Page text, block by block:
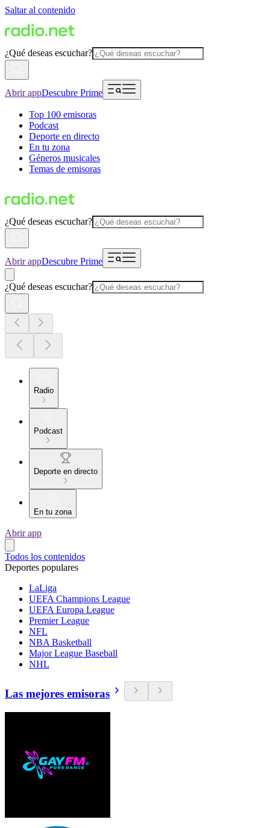
Saltar al contenido
¿Qué deseas escuchar?
Abrir appDescubre Prime
Top 100 emisoras
Podcast
Deporte en directo
En tu zona
Géneros musicales
Temas de emisoras
¿Qué deseas escuchar?
Abrir appDescubre Prime
¿Qué deseas escuchar?
Radio
Podcast
Deporte en directo
En tu zona
Abrir app
Todos los contenidos
Deportes populares
LaLiga
UEFA Champions League
UEFA Europa League
Premier League
NFL
NBA Basketball
Major League Baseball
NHL
Las mejores emisoras